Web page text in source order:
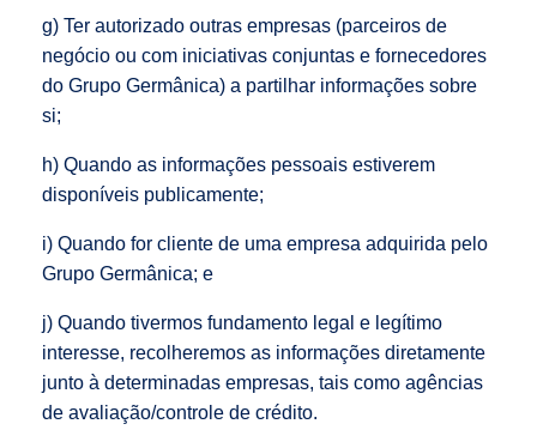
g) Ter autorizado outras empresas (parceiros de
negócio ou com iniciativas conjuntas e fornecedores
do Grupo Germânica) a partilhar informações sobre
si;
h) Quando as informações pessoais estiverem
disponíveis publicamente;
i) Quando for cliente de uma empresa adquirida pelo
Grupo Germânica; e
j) Quando tivermos fundamento legal e legítimo
interesse, recolheremos as informações diretamente
junto à determinadas empresas, tais como agências
de avaliação/controle de crédito.